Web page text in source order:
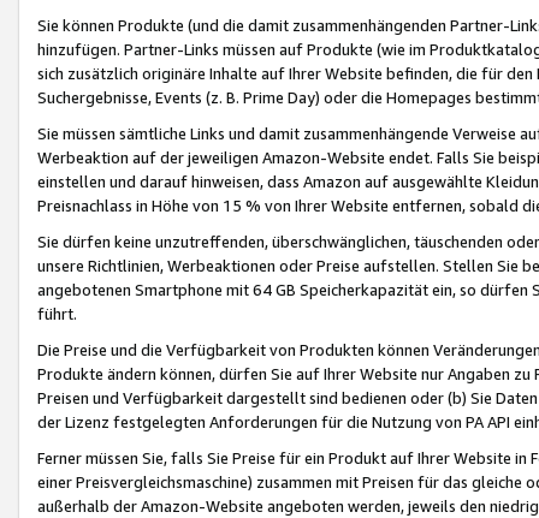
Sie können Produkte (und die damit zusammenhängenden Partner-
hinzufügen. Partner-Links müssen auf Produkte (wie im
sich zusätzlich originäre Inhalte auf Ihrer Website befinden, die für
Suchergebnisse, Events (z. B. Prime Day) oder die Homepages
Sie müssen sämtliche Links und damit zusammenhängende
Werbeaktion auf der jeweiligen Amazon-Website endet. Falls Sie
einstellen und darauf hinweisen, dass Amazon auf ausgewählte
Preisnachlass in Höhe von 15 % von Ihrer Website entfernen, sobald
Sie dürfen keine unzutreffenden, überschwänglichen, täuschenden
unsere Richtlinien, Werbeaktionen oder Preise aufstellen. Stellen Sie
angebotenen Smartphone mit 64 GB Speicherkapazität ein, so dürfen
führt.
Die Preise und die Verfügbarkeit von Produkten können
Produkte ändern können, dürfen Sie auf Ihrer Website nur Angaben
Preisen und Verfügbarkeit dargestellt sind bedienen oder (b) Sie
der Lizenz festgelegten Anforderungen für die Nutzung von PA API
Ferner müssen Sie, falls Sie Preise für ein Produkt auf Ihrer Website
einer Preisvergleichsmaschine) zusammen mit Preisen für das
außerhalb der Amazon-Website angeboten werden, jeweils den